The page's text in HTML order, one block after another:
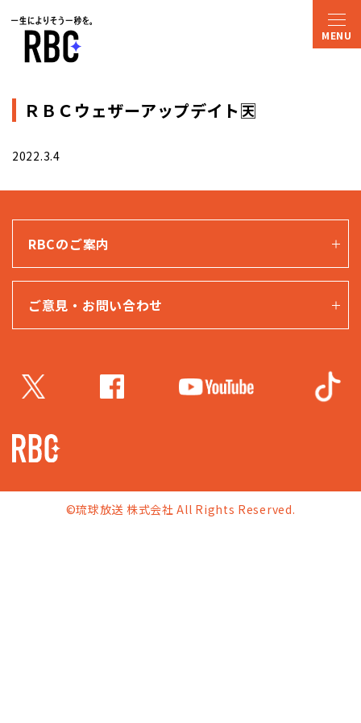
ＲＢＣウェザーアップデイト🈗
2022.3.4
RBCのご案内
ご意見・お問い合わせ
©琉球放送 株式会社 All Rights Reserved.